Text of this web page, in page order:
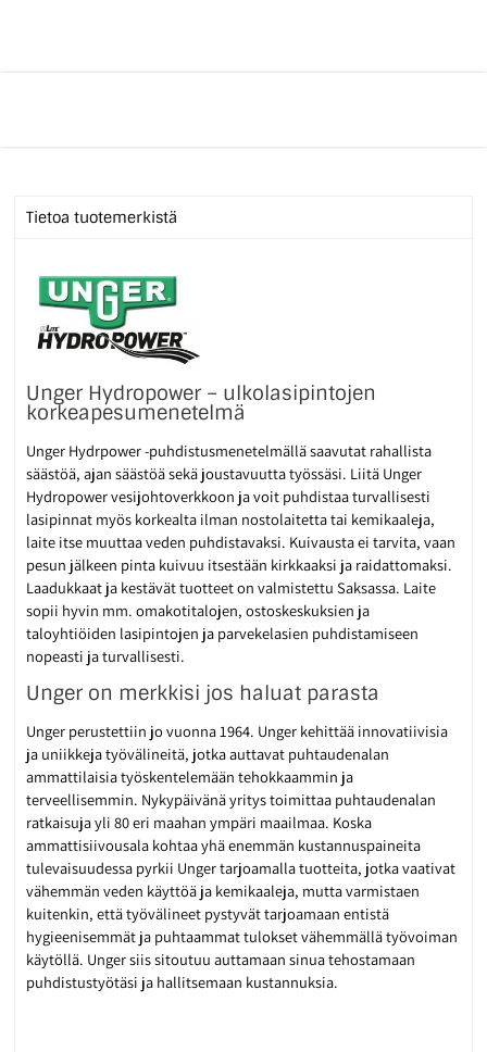
Tietoa tuotemerkistä
Unger Hydropower – ulkolasipintojen
korkeapesumenetelmä
Unger Hydrpower -puhdistusmenetelmällä saavutat rahallista
säästöä, ajan säästöä sekä joustavuutta työssäsi. Liitä Unger
Hydropower vesijohtoverkkoon ja voit puhdistaa turvallisesti
lasipinnat myös korkealta ilman nostolaitetta tai kemikaaleja,
laite itse muuttaa veden puhdistavaksi. Kuivausta ei tarvita, vaan
pesun jälkeen pinta kuivuu itsestään kirkkaaksi ja raidattomaksi.
Laadukkaat ja kestävät tuotteet on valmistettu Saksassa. Laite
sopii hyvin mm. omakotitalojen, ostoskeskuksien ja
taloyhtiöiden lasipintojen ja parvekelasien puhdistamiseen
nopeasti ja turvallisesti.
Unger on merkkisi jos haluat parasta
Unger perustettiin jo vuonna 1964. Unger kehittää innovatiivisia
ja uniikkeja työvälineitä, jotka auttavat puhtaudenalan
ammattilaisia työskentelemään tehokkaammin ja
terveellisemmin. Nykypäivänä yritys toimittaa puhtaudenalan
ratkaisuja yli 80 eri maahan ympäri maailmaa. Koska
ammattisiivousala kohtaa yhä enemmän kustannuspaineita
tulevaisuudessa pyrkii Unger tarjoamalla tuotteita, jotka vaativat
vähemmän veden käyttöä ja kemikaaleja, mutta varmistaen
kuitenkin, että työvälineet pystyvät tarjoamaan entistä
hygieenisemmät ja puhtaammat tulokset vähemmällä työvoiman
käytöllä. Unger siis sitoutuu auttamaan sinua tehostamaan
puhdistustyötäsi ja hallitsemaan kustannuksia.